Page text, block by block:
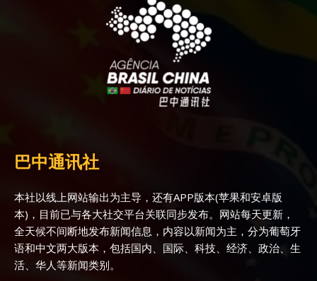
巴中通讯社
本社以线上网站输出为主导，还有APP版本(苹果和安卓版
本)，目前已与各大社交平台关联同步发布。网站每天更新，
全天候不间断地发布新闻信息，内容以新闻为主，分为葡萄牙
语和中文两大版本，包括国内、国际、科技、经济、政治、生
活、华人等新闻类别。